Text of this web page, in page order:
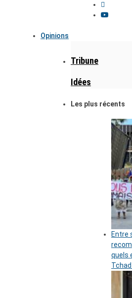
Opinions
Tribune
Idées
Les plus récents
Entre
quels
Tchad